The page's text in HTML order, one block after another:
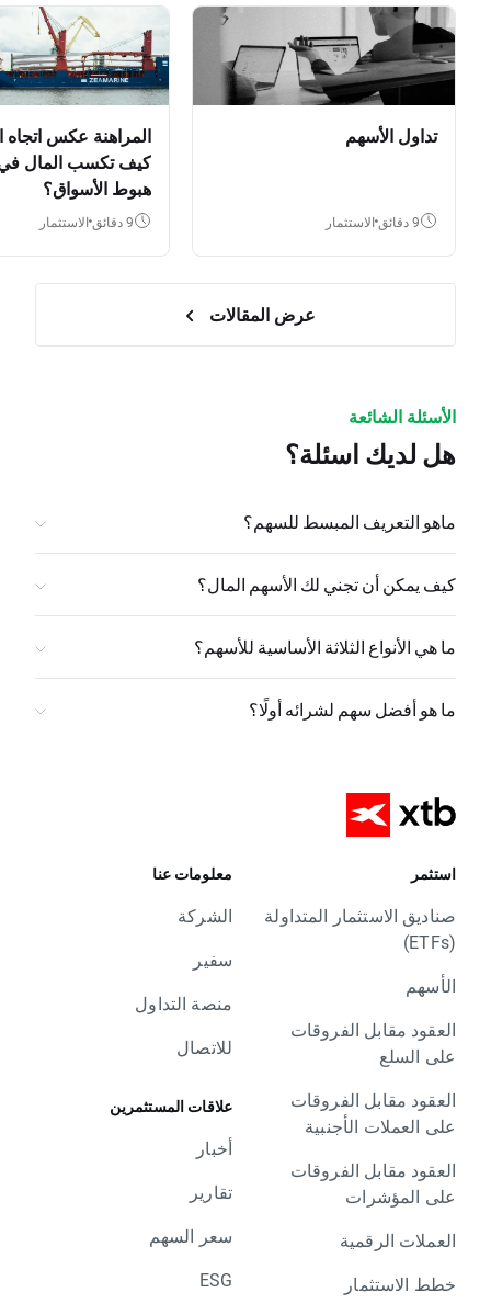
تداول الأسهم
9 دقائق الاستثمار
المراهنة عكس
كيف تكسب المال
هبوط الأسواق؟
9 دقائق الاستثمار
عرض المقالات
الأسئلة الشائعة
هل لديك اسئلة؟
ماهو التعريف المبسط للسهم؟
كيف يمكن أن تجني لك الأسهم المال؟
ما هي الأنواع الثلاثة الأساسية للأسهم؟
ما هو أفضل سهم لشرائه أولًا؟
استثمر
صناديق الاستثمار المتداولة
(ETFs)
الأسهم
العقود مقابل الفروقات
على السلع
العقود مقابل الفروقات
على العملات الأجنبية
العقود مقابل الفروقات
على المؤشرات
العملات الرقمية
خطط الاستثمار
معلومات عنا
الشركة
سفير
منصة التداول
للاتصال
علاقات المستثمرين
أخبار
تقارير
سعر السهم
ESG